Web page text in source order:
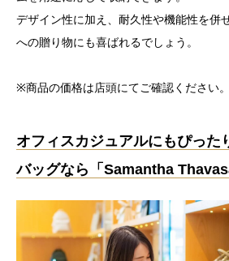
デザイン性に加え、耐久性や機能性を併
への贈り物にも喜ばれるでしょう。
※商品の価格は店頭にてご確認ください。
オフィスカジュアルにもぴった
バッグなら「Samantha